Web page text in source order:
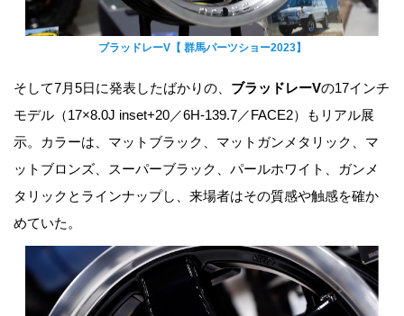
ブラッドレーV【 群馬パーツショー2023】
そして7月5日に発表したばかりの、 ブラッドレーVの17インチ
モデル（17×8.0J inset+20／6H-139.7／FACE2）もリアル展
示。カラーは、マットブラック、マットガンメタリック、マ
ットブロンズ、スーパーブラック、パールホワイト、ガンメ
タリックとラインナップし、来場者はその質感や触感を確か
めていた。